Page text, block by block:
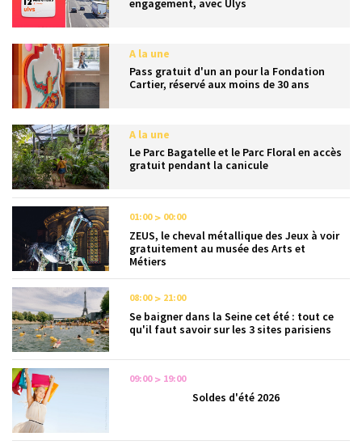
engagement, avec Ulys
A la une
Pass gratuit d'un an pour la Fondation
Cartier, réservé aux moins de 30 ans
A la une
Le Parc Bagatelle et le Parc Floral en accès
gratuit pendant la canicule
01:00 00:00
ZEUS, le cheval métallique des Jeux à voir
gratuitement au musée des Arts et
Métiers
08:00 21:00
Se baigner dans la Seine cet été : tout ce
qu'il faut savoir sur les 3 sites parisiens
09:00 19:00
Soldes d'été 2026